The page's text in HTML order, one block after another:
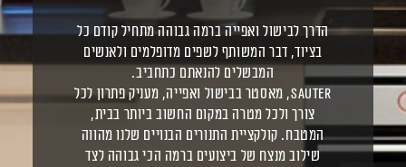
הדרך לבישול ואפייה ברמה גבוהה מתחיל קודם כל
בציוד, דבר המשותף לשפים מדופלמים ולאנשים
המבשלים להנאתם כתחביב.
Sauter, מאסטר בבישול ואפייה, מעניק פתרון לכל
צורך ולכל מטרה במקום החשוב ביותר בבית,
המטבח. קולקציית התנורים הבנויים שלנו מהווה
שילוב מנצח של ביצועים ברמה הכי גבוהה לצד